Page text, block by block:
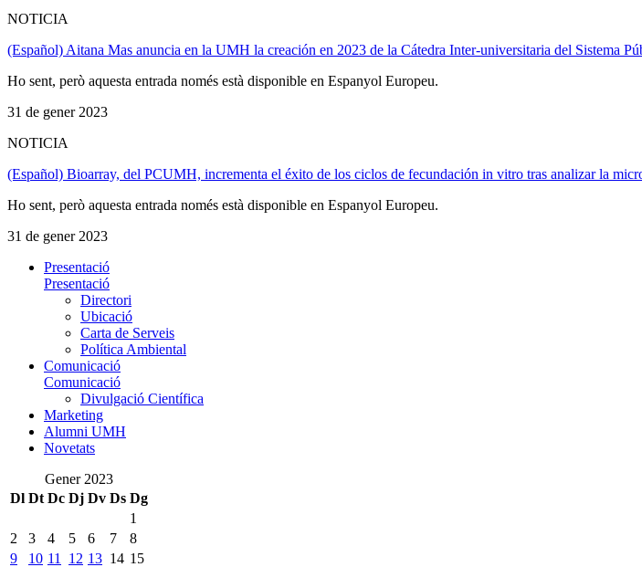
NOTICIA
(Español) Aitana Mas anuncia en la UMH la creación en 2023 de la Cátedra Inter-universitaria del Sistema
Ho sent, però aquesta entrada només està disponible en Espanyol Europeu.
31 de gener 2023
NOTICIA
(Español) Bioarray, del PCUMH, incrementa el éxito de los ciclos de fecundación in vitro tras analizar la
Ho sent, però aquesta entrada només està disponible en Espanyol Europeu.
31 de gener 2023
Presentació
Presentació
Directori
Ubicació
Carta de Serveis
Política Ambiental
Comunicació
Comunicació
Divulgació Científica
Marketing
Alumni UMH
Novetats
Gener 2023
Dl Dt Dc Dj Dv Ds Dg
1
2
3 4 5 6 7
8
9
10 11 12 13 14 15